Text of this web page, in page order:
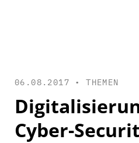
06.08.2017 •THEMEN
Cyber-